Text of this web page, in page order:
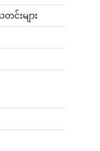
တင်းများ